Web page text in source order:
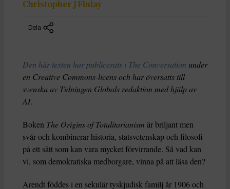
Christopher J Finlay
Dela
Den här texten har publicerats i The Conversation under
en Creative Commons-licens och har översatts till
svenska av Tidningen Globals redaktion med hjälp av
AI.
Boken The Origins of Totalitarianism är briljant men
svår och kombinerar historia, statsvetenskap och filosofi
på ett sätt som kan vara mycket förvirrande. Så vad kan
vi, som demokratiska medborgare, vinna på att läsa den?
Arendt föddes i en sekulär tyskjudisk familj år 1906 och